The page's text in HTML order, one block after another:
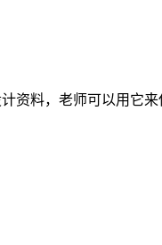
资料，老师可以用它